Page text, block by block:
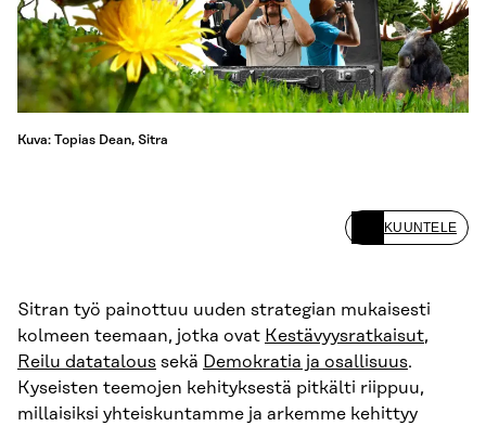
Kuva: Topias Dean, Sitra
KUUNTELE
Sitran työ painottuu uuden strategian mukaisesti
kolmeen teemaan, jotka ovat Kestävyysratkaisut,
Reilu datatalous sekä Demokratia ja osallisuus.
Kyseisten teemojen kehityksestä pitkälti riippuu,
millaisiksi yhteiskuntamme ja arkemme kehittyy